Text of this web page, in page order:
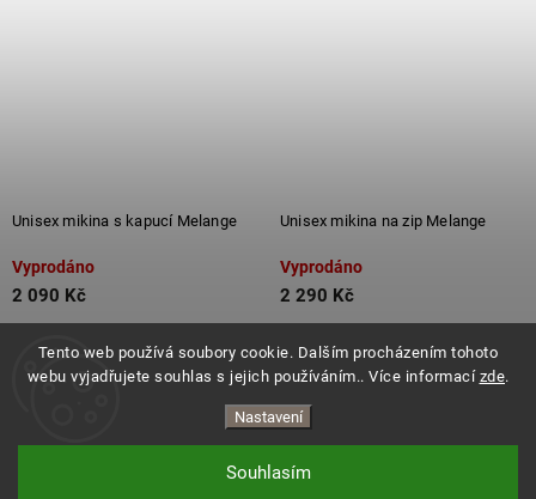
Tento web používá soubory cookie. Dalším procházením tohoto
webu vyjadřujete souhlas s jejich používáním.. Více informací zde.
Nastavení
Souhlasím
Unisex mikina s kapucí Melange
Vyprodáno
2 090 Kč
Detail
Unisex mikina na zip Melange
Vyprodáno
2 290 Kč
Detail
ES.LEVITATE. Všechna práva vyhrazena.